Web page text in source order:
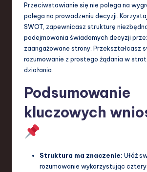
Przeciwstawianie się nie polega na
polega na prowadzeniu decyzji.
SWOT, zapewnicasz strukturę
podejmowania świadomych decyzji
zaangażowane strony. Przekształcasz
rozumowanie z prostego żądania w
działania.
Podsumowanie
kluczowych
Struktura ma znaczenie: Ułóż
rozumowanie wykorzystując